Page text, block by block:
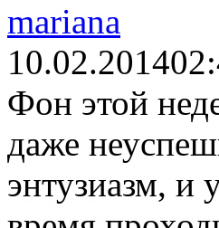
mariana
10.02.2014
Фон этой
даже
энтузиазм, и